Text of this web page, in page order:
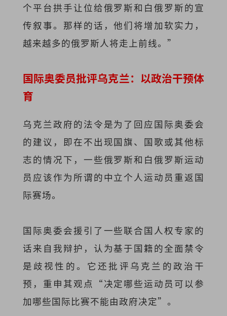
个平台拱手让位给俄罗斯和白俄罗斯的宣
传叙事。那样的话，他们将增加软实力，
越来越多的俄罗斯人将走上前线。”
国际奥委员批评乌克兰：以政治干预体
育
乌克兰政府的法令是为了回应国际奥委会
的建议，即在不出现国旗、国歌或其他标
志的情况下，一些俄罗斯和白俄罗斯运动
员应该作为所谓的中立个人运动员重返国
际赛场。
国际奥委会援引了一些联合国人权专家的
话来自我辩护，认为基于国籍的全面禁令
是歧视性的。它还批评乌克兰的政治干
预，重申其观点“决定哪些运动员可以参
加哪些国际比赛不能由政府决定”。